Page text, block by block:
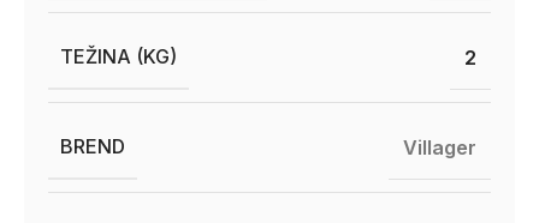
TEŽINA (KG) 2
BREND Villager